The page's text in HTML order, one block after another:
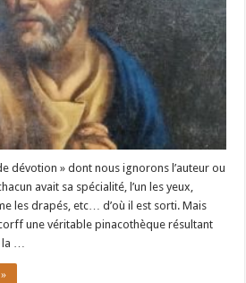
dévotion » dont nous ignorons l’auteur ou
avait sa spécialité, l’un les yeux,
les drapés, etc… d’où il est sorti. Mais
une véritable pinacothèque résultant
la …